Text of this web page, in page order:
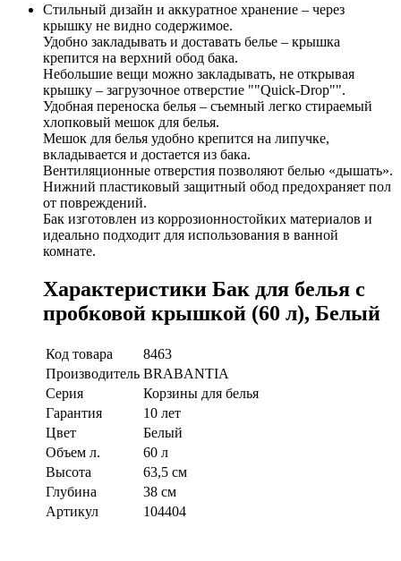
Стильный дизайн и аккуратное хранение – через
крышку не видно содержимое.
Удобно закладывать и доставать белье – крышка
крепится на верхний обод бака.
Небольшие вещи можно закладывать, не открывая
крышку – загрузочное отверстие ""Quick-Drop"".
Удобная переноска белья – съемный легко стираемый
хлопковый мешок для белья.
Мешок для белья удобно крепится на липучке,
вкладывается и достается из бака.
Вентиляционные отверстия позволяют белью «дышать».
Нижний пластиковый защитный обод предохраняет пол
от повреждений.
Бак изготовлен из коррозионностойких материалов и
идеально подходит для использования в ванной
комнате.
Характеристики Бак для белья с
пробковой крышкой (60 л), Белый
Код товара
8463
Производитель BRABANTIA
Серия
Корзины для белья
Гарантия
10 лет
Цвет
Белый
Объем л.
60 л
Высота
63,5 см
Глубина
38 см
Артикул
104404